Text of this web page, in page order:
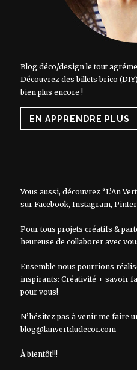
Blog déco/design le tout
Découvrez des billets brico
bien plus encore !
EN APPRENDRE PLUS
Vous aussi, découvrez “L’An
sur Facebook, Instagram,
Pour tous projets créatifs &
heureuse de collaborer avec
Ensemble nous pourrions
inspirants: Créativité + savoir
pour vous!
N’hésitez pas à venir me faire
blog@lanvertdudecor.com
À bientôt!!!